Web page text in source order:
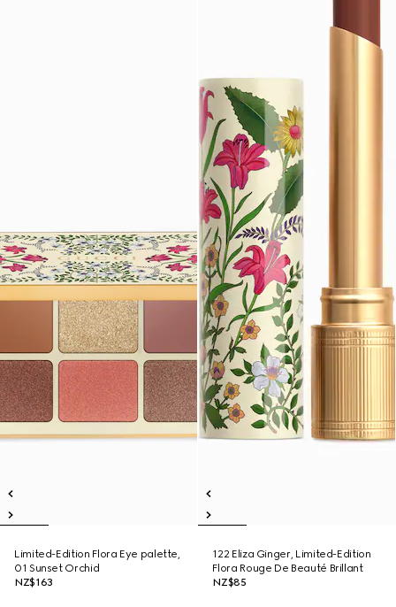
Limited-Edition Flora Eye palette,
01 Sunset Orchid
NZ$163
122 Eliza Ginger, Limited-Edition
Flora Rouge De Beauté Brillant
NZ$85